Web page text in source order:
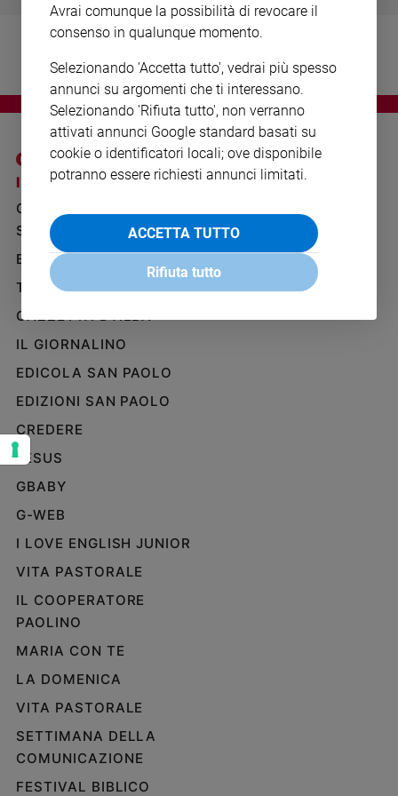
Ambiente
Volontariato
Diritti
Aziende
valore
Caso
settimana
Migranti
Diversità
e
Costume
e
2026
Cinema,
Tv
streaming
Libri
Musica
Famiglia
educazione
Genitori
e
Scuola
I SITI SAN PAOLO
GRUPPO EDITORIALE
SAN PAOLO
BENESSERE
TELENOVA
GAZZETTA D'ALBA
IL GIORNALINO
EDICOLA SAN PAOLO
EDIZIONI SAN PAOLO
CREDERE
JESUS
GBABY
G-WEB
I LOVE ENGLISH JUNIOR
VITA PASTORALE
IL COOPERATORE
PAOLINO
MARIA CON TE
LA DOMENICA
VITA PASTORALE
SETTIMANA DELLA
COMUNICAZIONE
FESTIVAL BIBLICO
NOTE LEGALI
INFORMATIVA
WHISTLEBLOWING
SOCIAL
Avrai comunque la possibilità di revocare il
consenso in qualunque momento.
Selezionando 'Accetta tutto', vedrai più spesso
annunci su argomenti che ti interessano.
Selezionando 'Rifiuta tutto', non verranno
attivati annunci Google standard basati su
cookie o identificatori locali; ove disponibile
potranno essere richiesti annunci limitati.
ACCETTA TUTTO
Rifiuta tutto